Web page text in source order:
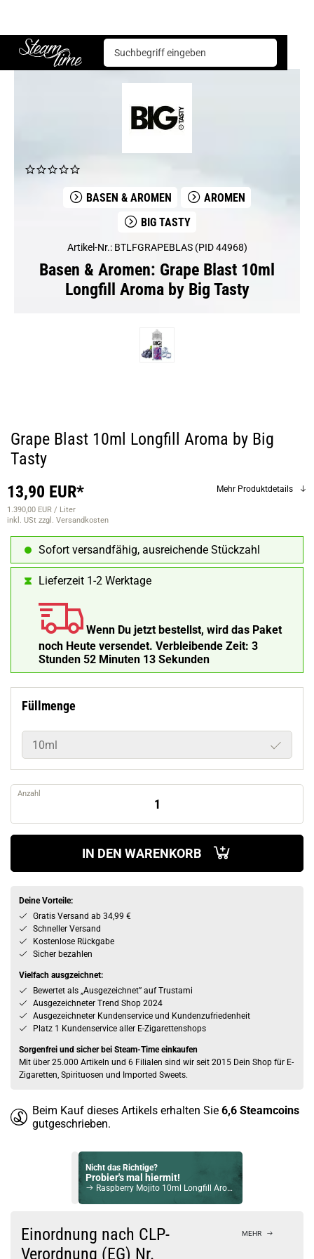
Steam time
Basen & Aromen Aromen Big Tasty
BASEN & AROMEN
AROMEN
BIG TASTY
Artikel-Nr.: BTLFGRAPEBLAS (PID 44968)
Basen & Aromen: Grape Blast 10ml
Longfill Aroma by Big Tasty
Grape Blast 10ml Longfill Aroma by Big
Tasty
13,90 EUR*
1.390,00 EUR / Liter
inkl. USt zzgl. Versandkosten
Mehr Produktdetails
Sofort versandfähig, ausreichende Stückzahl
Lieferzeit 1-2 Werktage
Wenn Du jetzt bestellst, wird das Paket
noch Heute versendet. Verbleibende Zeit: 3
Stunden 52 Minuten 12 Sekunden
Füllmenge
10ml
Anzahl
IN DEN WARENKORB
Deine Vorteile:
Gratis Versand ab 34,99 €
Schneller Versand
Kostenlose Rückgabe
Sicher bezahlen
Vielfach ausgzeichnet:
Bewertet als „Ausgezeichnet” auf Trustami
Ausgezeichneter Trend Shop 2024
Ausgezeichneter Kundenservice und Kundenzufriedenheit
Platz 1 Kundenservice aller E-Zigarettenshops
Sorgenfrei und sicher bei Steam-Time einkaufen
Mit über 25.000 Artikeln und 6 Filialen sind wir seit 2015 Dein Shop für E-
Zigaretten, Spirituosen und Imported Sweets.
Beim Kauf dieses Artikels erhalten Sie 6,6 Steamcoins
gutgeschrieben.
Nicht das Richtige?
Probier's mal hiermit!
Raspberry Mojito 10ml Longfill Aroma by Big Tasty
Check das mal!
Vanille 10ml Aroma by SC
Einordnung nach CLP-
Verordnung (EG) Nr.
MEHR